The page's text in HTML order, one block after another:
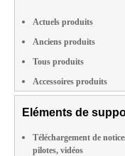
Actuels produits
Anciens produits
Tous produits
Accessoires produits
Eléments de
Téléchargement de
pilotes, vidéos